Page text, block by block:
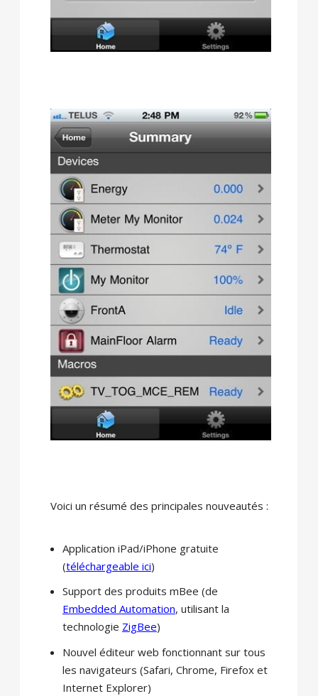
Voici un résumé des principales nouveautés :
Application iPad/iPhone gratuite
(téléchargeable ici)
Support des produits mBee (de
Embedded Automation, utilisant la
technologie ZigBee)
Nouvel éditeur web fonctionnant sur tous
les navigateurs (Safari, Chrome, Firefox et
Internet Explorer)